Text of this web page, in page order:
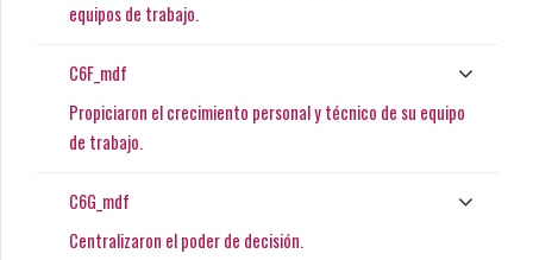
equipos de trabajo.
C6F_mdf
Propiciaron el crecimiento personal y técnico de su equipo
de trabajo.
C6G_mdf
Centralizaron el poder de decisión.